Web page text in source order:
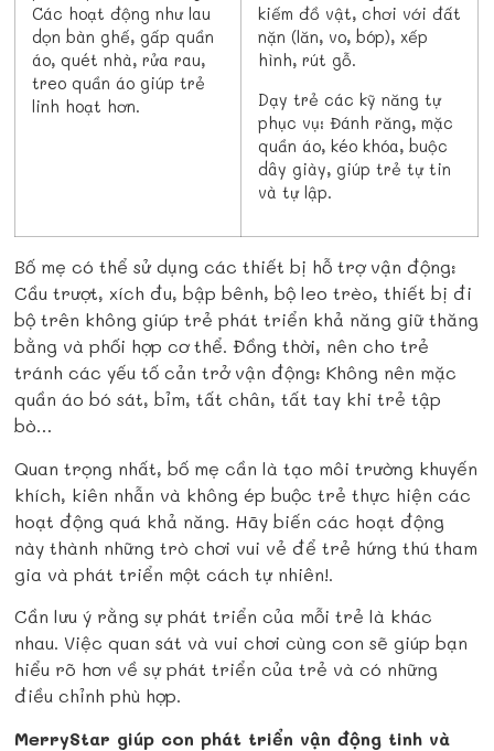
Các hoạt động như lau
dọn bàn ghế, gấp quần
áo, quét nhà, rửa rau,
treo quần áo giúp trẻ
linh hoạt hơn.
kiếm đồ vật, chơi với đất
nặn (lăn, vo, bóp), xếp
hình, rút gỗ.
Dạy trẻ các kỹ năng tự
phục vụ: Đánh răng, mặc
quần áo, kéo khóa, buộc
dây giày, giúp trẻ tự tin
và tự lập.
Bố mẹ có thể sử dụng các thiết bị hỗ trợ vận động:
Cầu trượt, xích đu, bập bênh, bộ leo trèo, thiết bị đi
bộ trên không giúp trẻ phát triển khả năng giữ thăng
bằng và phối hợp cơ thể. Đồng thời, nên cho trẻ
tránh các yếu tố cản trở vận động: Không nên mặc
quần áo bó sát, bỉm, tất chân, tất tay khi trẻ tập
bò…
Quan trọng nhất, bố mẹ cần là tạo môi trường khuyến
khích, kiên nhẫn và không ép buộc trẻ thực hiện các
hoạt động quá khả năng. Hãy biến các hoạt động
này thành những trò chơi vui vẻ để trẻ hứng thú tham
gia và phát triển một cách tự nhiên!.
Cần lưu ý rằng sự phát triển của mỗi trẻ là khác
nhau. Việc quan sát và vui chơi cùng con sẽ giúp bạn
hiểu rõ hơn về sự phát triển của trẻ và có những
điều chỉnh phù hợp.
MerryStar giúp con phát triển vận động tinh và